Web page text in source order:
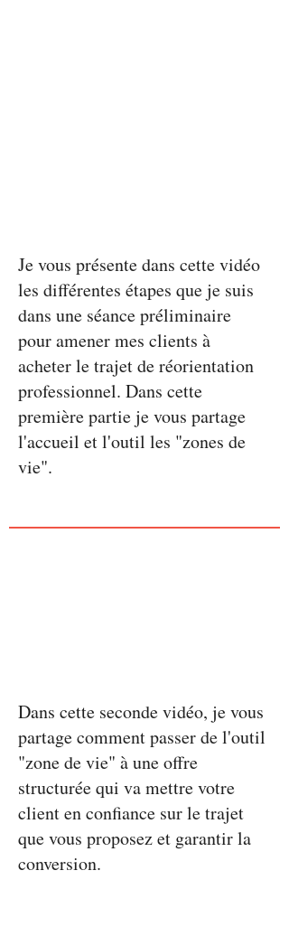
Je vous présente dans cette vidéo
les différentes étapes que je suis
dans une séance préliminaire
pour amener mes clients à
acheter le trajet de réorientation
professionnel. Dans cette
première partie je vous partage
l'accueil et l'outil les "zones de
vie".
Dans cette seconde vidéo, je vous
partage comment passer de l'outil
"zone de vie" à une offre
structurée qui va mettre votre
client en confiance sur le trajet
que vous proposez et garantir la
conversion.